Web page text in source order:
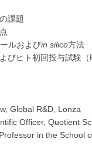
課題
ルおよびin silico方法
びヒト初回投与試験
Global R&D, Lonza
Officer, Quotient
in the School